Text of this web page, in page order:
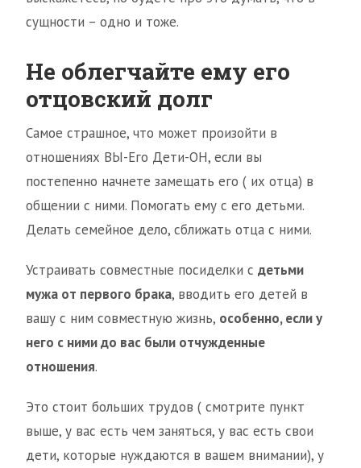
сущности – одно и тоже.
Не облегчайте ему его
отцовский долг
Самое страшное, что может произойти в
отношениях ВЫ-Его Дети-ОН, если вы
постепенно начнете замещать его ( их отца) в
общении с ними. Помогать ему с его детьми.
Делать семейное дело, сближать отца с ними.
Устраивать совместные посиделки с детьми
мужа от первого брака, вводить его детей в
вашу с ним совместную жизнь, особенно, если у
него с ними до вас были отчужденные
отношения.
Это стоит больших трудов ( смотрите пункт
выше, у вас есть чем заняться, у вас есть свои
дети, которые нуждаются в вашем внимании), у